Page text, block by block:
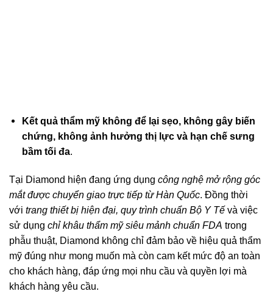
Kết quả thẩm mỹ không để lại sẹo, không gây biến
chứng, không ảnh hưởng thị lực và hạn chế sưng
bầm tối đa.
Tại Diamond hiện đang ứng dụng công nghệ mở rộng góc
mắt được chuyển giao trực tiếp từ Hàn Quốc. Đồng thời
với trang thiết bị hiện đại, quy trình chuẩn Bộ Y Tế và việc
sử dụng chỉ khâu thẩm mỹ siêu mảnh chuẩn FDA trong
phẫu thuật, Diamond không chỉ đảm bảo về hiệu quả thẩm
mỹ đúng như mong muốn mà còn cam kết mức độ an toàn
cho khách hàng, đáp ứng mọi nhu cầu và quyền lợi mà
khách hàng yêu cầu.